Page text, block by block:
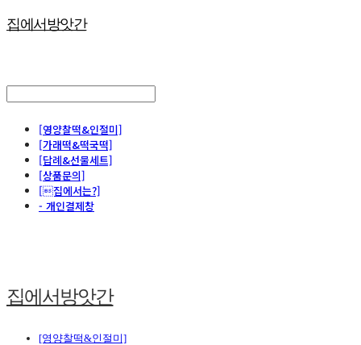
집에서방앗간
[영양찰떡&인절미]
[가래떡&떡국떡]
[답례&선물세트]
[상품문의]
[집에서는?]
- 개인결제창
집에서방앗간
[영양찰떡&인절미]